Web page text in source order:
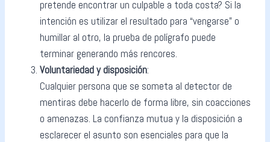
pretende encontrar un culpable a toda costa? Si la
intención es utilizar el resultado para “vengarse” o
humillar al otro, la prueba de polígrafo puede
terminar generando más rencores.
Voluntariedad y disposición:
Cualquier persona que se someta al detector de
mentiras debe hacerlo de forma libre, sin coacciones
o amenazas. La confianza mutua y la disposición a
esclarecer el asunto son esenciales para que la